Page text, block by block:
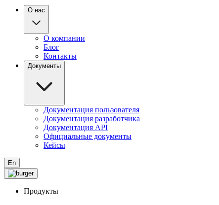
О нас
О компании
Блог
Контакты
Документы
Документация пользователя
Документация разработчика
Документация API
Официальные документы
Кейсы
En
Продукты